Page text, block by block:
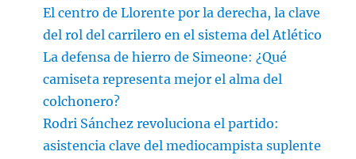
El centro de Llorente por la derecha, la clave
del rol del carrilero en el sistema del Atlético
La defensa de hierro de Simeone: ¿Qué
camiseta representa mejor el alma del
colchonero?
Rodri Sánchez revoluciona el partido:
asistencia clave del mediocampista suplente